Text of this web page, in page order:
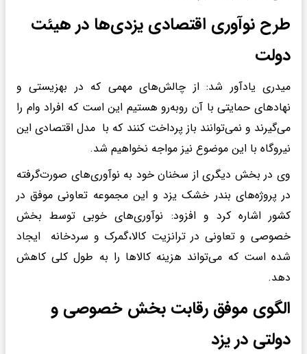
طرح نوآوری اقتصادی یزدی‌ها در هیئت
دولت
میدری یادآور شد: از چالش‌های مهمی که در بهزیستی و
نهادهای حمایتی با آن روبه‌رو هستیم این است که افراد وام را
می‌گیرند و نمی‌توانند باز پرداخت کنند که با مدل اقتصادی این
نیروگاه با این موضوع نیز مواجه نخواهیم شد.
وی در بخش دیگری از سخنان خود به نوآوری‌های صورت‌گرفته
در پروژه‌های بندر خشک یزد و این مجموعه تعاونی موفق در
کشور اشاره کرد و افزود: نوآوری‌های خوبی توسط بخش
خصوصی و تعاونی در ترانزیت کالا،گمرک و سردخانه ایجاد
شده است که می‌تواند هزینه کالاها را به طول کلی کاهش
دهد.
الگوی موفق رقابت بخش خصوصی و
دولتی در یزد